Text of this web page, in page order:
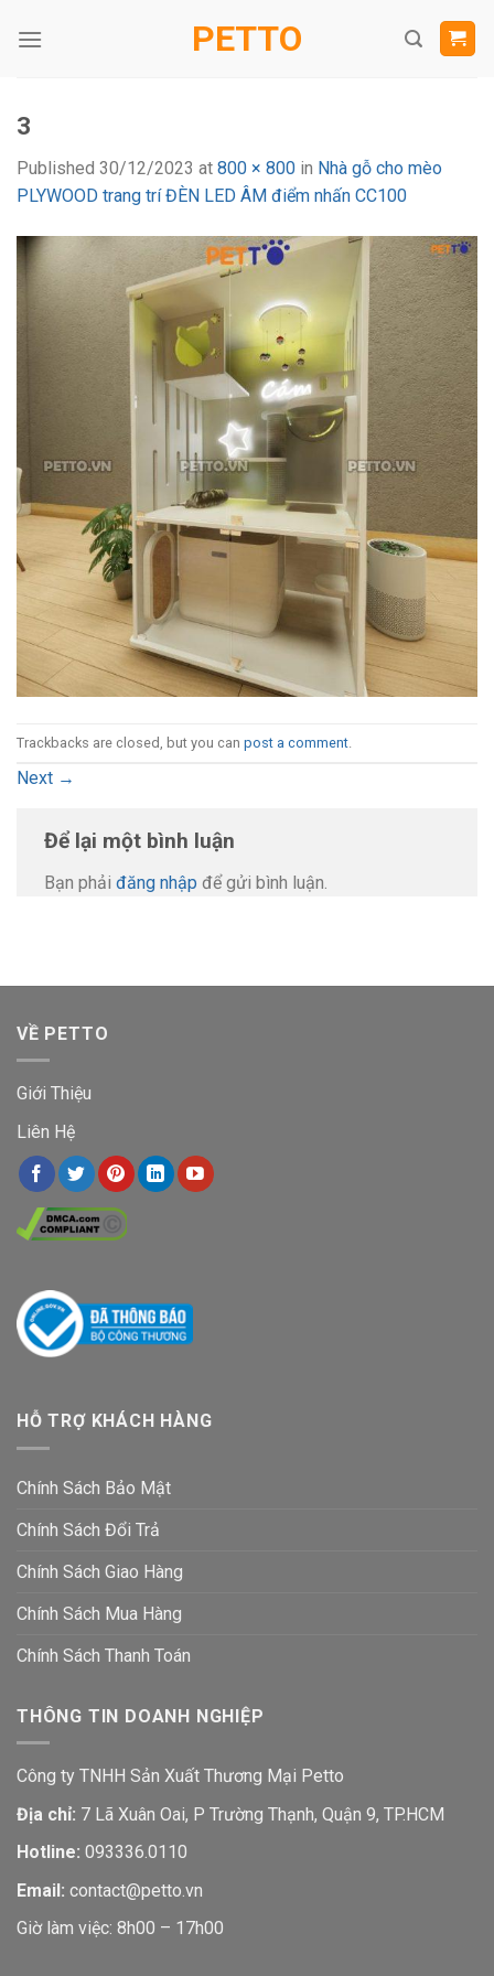
PETTO
3
Published 30/12/2023 at 800 × 800 in Nhà gỗ cho mèo
PLYWOOD trang trí ĐÈN LED ÂM điểm nhấn CC100
Trackbacks are closed, but you can post a comment
Next →
Để lại một bình luận
Bạn phải đăng nhập để gửi bình luận.
VỀ PETTO
Giới Thiệu
Liên Hệ
HỖ TRỢ KHÁCH HÀNG
Chính Sách Bảo Mật
Chính Sách Đổi Trả
Chính Sách Giao Hàng
Chính Sách Mua Hàng
Chính Sách Thanh Toán
THÔNG TIN DOANH NGHIỆP
Công ty TNHH Sản Xuất Thương Mại Petto
Địa chỉ: 7 Lã Xuân Oai, P Trường Thạnh, Quận 9, TP.HCM
Hotline: 093336.0110
Email: contact@petto.vn
Giờ làm việc: 8h00 – 17h00